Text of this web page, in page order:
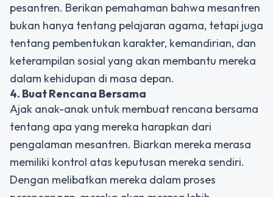
pesantren. Berikan pemahaman bahwa mesantren
bukan hanya tentang pelajaran agama, tetapi juga
tentang pembentukan karakter, kemandirian, dan
keterampilan sosial yang akan membantu mereka
dalam kehidupan di masa depan.
4. Buat Rencana Bersama
Ajak anak-anak untuk membuat rencana bersama
tentang apa yang mereka harapkan dari
pengalaman mesantren. Biarkan mereka merasa
memiliki kontrol atas keputusan mereka sendiri.
Dengan melibatkan mereka dalam proses